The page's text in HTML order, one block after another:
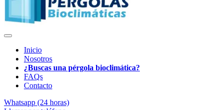
Inicio
Nosotros
¿Buscas una pérgola bioclimática?
FAQs
Contacto
Whatsapp (24 horas)